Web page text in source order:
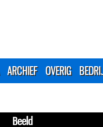
ARCHIEF OVERIG
Beeld